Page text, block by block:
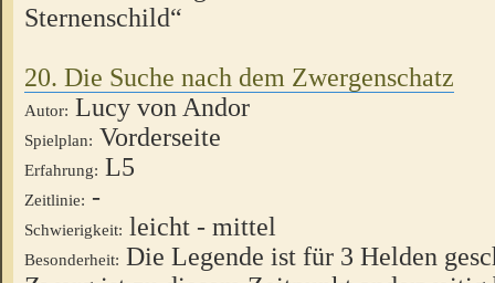
Sternenschild“
20. Die Suche nach dem Zwergenschatz
Autor: Lucy von Andor
Spielplan: Vorderseite
Erfahrung: L5
Zeitlinie: -
Schwierigkeit: leicht - mittel
Besonderheit: Die Legende ist für 3 Helden